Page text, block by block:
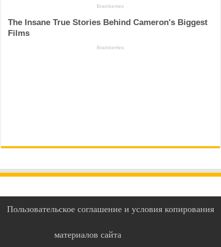
Пользовательское соглашение и условия копирования
материалов сайта